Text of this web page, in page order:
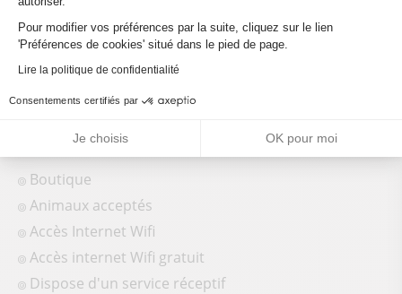
Conforts et services
Boutique
Animaux acceptés
Accès Internet Wifi
Accès internet Wifi gratuit
Dispose d'un service réceptif
Pour modifier vos préférences par la suite, cliquez sur le lien
'Préférences de cookies' situé dans le pied de page.
Lire la politique de confidentialité
Consentements certifiés par
Je choisis OK pour moi